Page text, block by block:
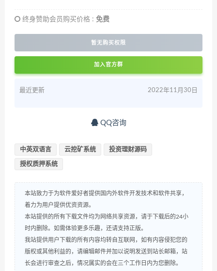
终身赞助会员购买价格 : 免费
暂无购买权限
加入官方群
最近更新 2022年11月30日
QQ咨询
中英双语言 云挖矿系统 投资理财源码
授权质押系统
本站致力于为软件爱好者提供国内外软件开发技术和软件共享，
着力为用户提供优资资源。
本站提供的所有下载文件均为网络共享资源，请于下载后的24小
时内删除。如需体验更多乐趣，还请支持正版。
我站提供用户下载的所有内容均转自互联网，如有内容侵犯您的
版权或其他利益的，请编辑邮件并加以说明发送到站长邮箱，站
长会进行审查之后，情况属实的会在三个工作日内为您删除。